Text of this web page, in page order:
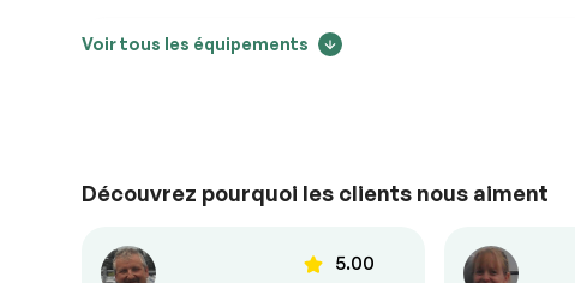
Antipatinage
Contrôle de Stabilité
Voir tous les équipements
Découvrez pourquoi les clients nous aiment
5.00